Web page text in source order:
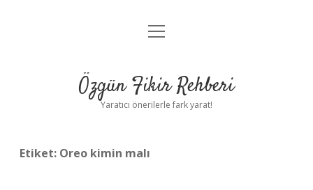
Gizlilik Politikası
Yasal Uyarı
menüyü
Özgün Fikir Rehberi
Yaratıcı önerilerle fark yarat!
Etiket: Oreo kimin malı